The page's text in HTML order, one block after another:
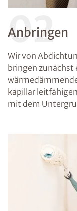
02
Anbringen
Wir von
bringen zunächst
kapillar
mit dem